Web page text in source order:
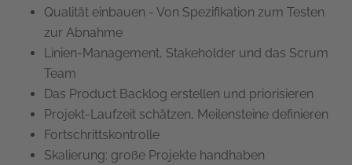
Qualität einbauen - Von Spezifikation zum Testen
zur Abnahme
Linien-Management, Stakeholder und das Scrum
Team
Das Product Backlog erstellen und priorisieren
Projekt-Laufzeit schätzen, Meilensteine definieren
Fortschrittskontrolle
Skalierung: große Projekte handhaben